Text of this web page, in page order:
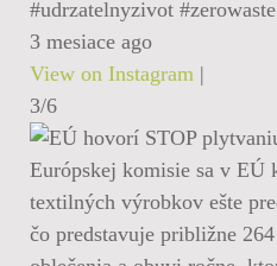
#udrzatelnyzivot #zerowaste
3 mesiace ago
View on Instagram |
3/6